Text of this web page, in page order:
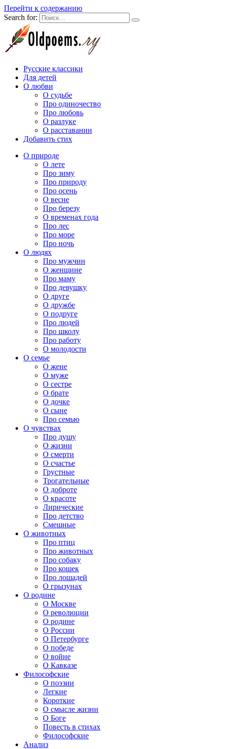
Перейти к содержанию
Search for:
Русские классики
Для детей
О любви
О судьбе
Про одиночество
Про любовь
О разлуке
О расставании
Добавить стих
О природе
О лете
Про зиму
Про природу
Про осень
О весне
Про березу
О временах года
Про лес
Про море
Про ночь
О людях
Про мужчин
О женщине
Про маму
Про девушку
О друге
О дружбе
О подруге
Про людей
Про школу
Про работу
О молодости
О семье
О жене
О муже
О сестре
О брате
О дочке
О сыне
Про семью
О чувствах
Про душу
О жизни
О смерти
О счастье
Грустные
Трогательные
О доброте
О красоте
Лирические
Про детство
Смешные
О животных
Про птиц
Про животных
Про собаку
Про кошек
Про лошадей
О грызунах
О родине
О Москве
О революции
О родине
О России
О Петербурге
О победе
О войне
О Кавказе
Философские
О поэзии
Легкие
Короткие
О смысле жизни
О Боге
Повесть в стихах
Философские
Анализ